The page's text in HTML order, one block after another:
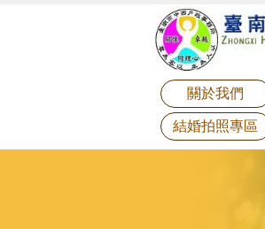
關於我們
結婚拍照專區